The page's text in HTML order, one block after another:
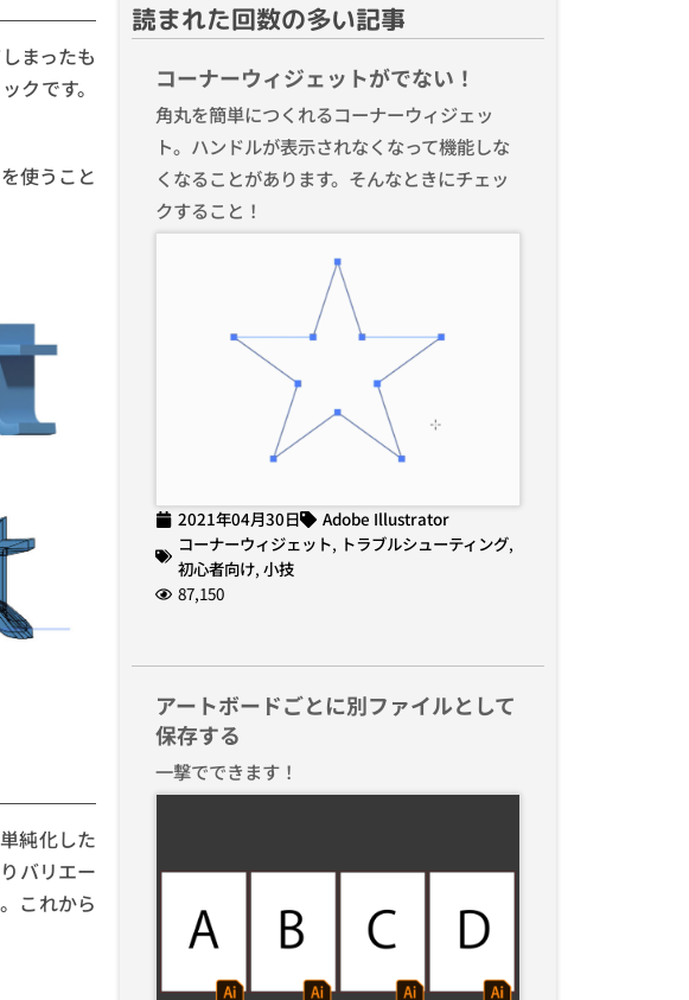
まったも
クです。
使うこと
純化した
バリエー
これから
読まれた回数の多い記事
コーナーウィジェットがでない！
角丸を簡単につくれるコーナーウィジェッ
ト。ハンドルが表示されなくなって機能しな
くなることがあります。そんなときにチェッ
クすること！
2021年04月30日
Adobe Illustrator
コーナーウィジェット, トラブルシューティング,
初心者向け,小技
87,150
アートボードごとに別ファイルとして
保存する
一撃でできます！